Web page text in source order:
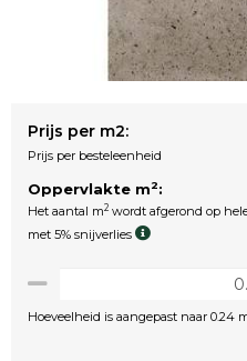
Prijs per m2:
Prijs per besteleenheid
Oppervlakte m2:
Het aantal m2 wordt afgerond op
met 5% snijverlies
Hoeveelheid is aangepast naar 0.24